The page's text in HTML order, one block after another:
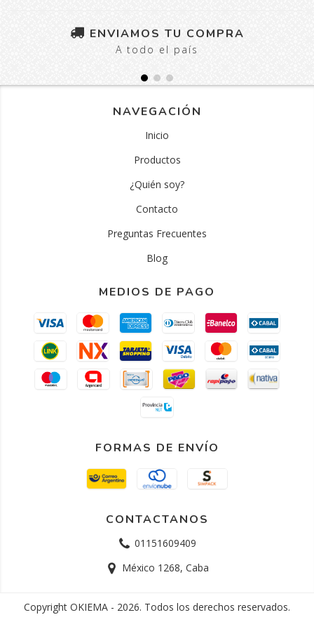
ENVIAMOS TU COMPRA
A todo el país
NAVEGACIÓN
Inicio
Productos
¿Quién soy?
Contacto
Preguntas Frecuentes
Blog
MEDIOS DE PAGO
FORMAS DE ENVÍO
CONTACTANOS
01151609409
México 1268, Caba
Copyright OKIEMA - 2026. Todos los derechos reservados.